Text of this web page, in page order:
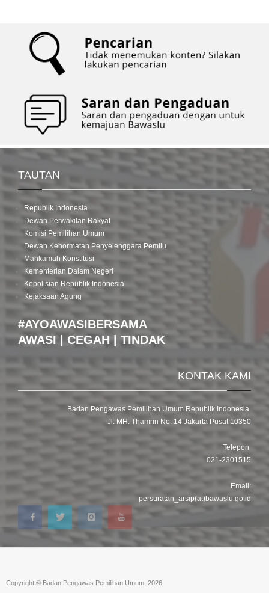
TAUTAN
Republik Indonesia
Dewan Perwakilan Rakyat
Komisi Pemilihan Umum
Dewan Kehormatan Penyelenggara Pemilu
Mahkamah Konstitusi
Kementerian Dalam Negeri
Kepolisian Republik Indonesia
Kejaksaan Agung
#AYOAWASIBERSAMA
AWASI | CEGAH | TINDAK
KONTAK KAMI
Badan Pengawas Pemilihan Umum Republik Indonesia
Jl. MH. Thamrin No. 14 Jakarta Pusat 10350
Telepon
021-2301515
Email:
persuratan_arsip(at)bawaslu.go.id
Copyright © Badan Pengawas Pemilihan Umum, 2026